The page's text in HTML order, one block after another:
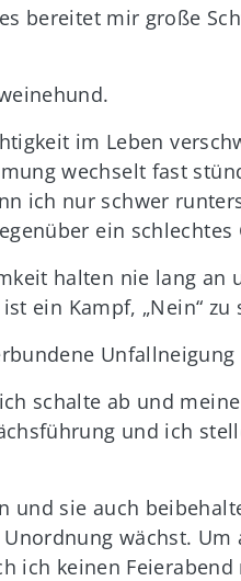
bereitet mir große
im Leben
wechselt fast
ich nur schwer
ein schlechtes
halten nie lang
ein Kampf, „Nein“ zu
schalte ab und
und ich
und sie auch
wächst.
ich keinen Feierabend